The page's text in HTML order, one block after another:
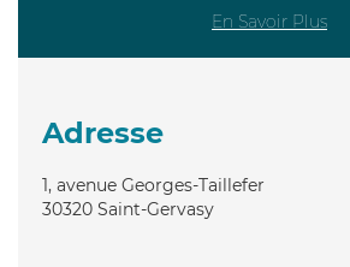
En Savoir Plus
Adresse
1, avenue Georges-Taillefer
30320 Saint-Gervasy